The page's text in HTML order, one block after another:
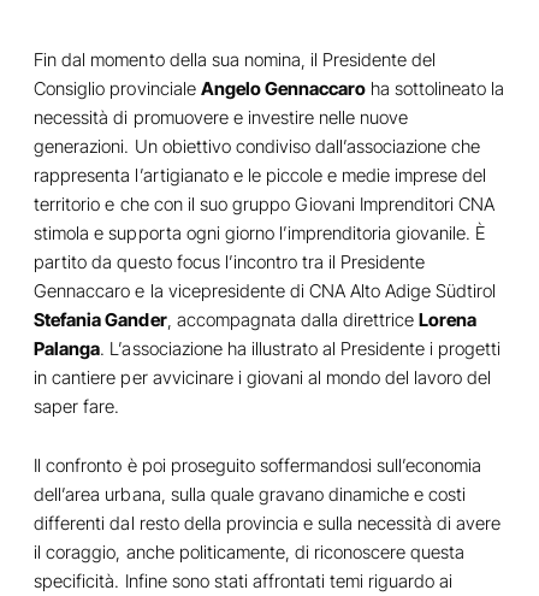
Fin dal momento della sua nomina, il Presidente del
Consiglio provinciale Angelo Gennaccaro ha sottolineato la
necessità di promuovere e investire nelle nuove
generazioni. Un obiettivo condiviso dall’associazione che
rappresenta l’artigianato e le piccole e medie imprese del
territorio e che con il suo gruppo Giovani Imprenditori CNA
stimola e supporta ogni giorno l’imprenditoria giovanile. È
partito da questo focus l’incontro tra il Presidente
Gennaccaro e la vicepresidente di CNA Alto Adige Südtirol
Stefania Gander, accompagnata dalla direttriceLorena
Palanga. L’associazione ha illustrato al Presidente i progetti
in cantiere per avvicinare i giovani al mondo del lavoro del
saper fare.
Il confronto è poi proseguito soffermandosi sull’economia
dell’area urbana, sulla quale gravano dinamiche e costi
differenti dal resto della provincia e sulla necessità di avere
il coraggio, anche politicamente, di riconoscere questa
specificità. Infine sono stati affrontati temi riguardo ai